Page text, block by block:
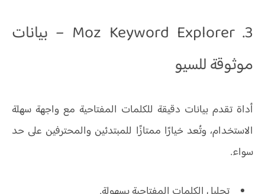
3. Moz Keyword Explorer – بيانات
موثوقة للسيو
أداة تقدم بيانات دقيقة للكلمات المفتاحية مع واجهة سهلة
الاستخدام، وتُعد خيارًا ممتازًا للمبتدئين والمحترفين على حد
سواء.